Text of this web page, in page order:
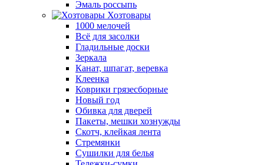
Эмаль россыпь
Хозтовары
1000 мелочей
Всё для засолки
Гладильные доски
Зеркала
Канат, шпагат, веревка
Клеенка
Коврики грязесборные
Новый год
Обивка для дверей
Пакеты, мешки хознужды
Скотч, клейкая лента
Стремянки
Сушилки для белья